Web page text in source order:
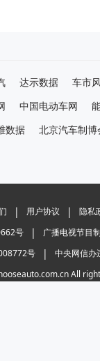
达示数据 车市
中国电动车网
数据 北京汽车制博
| 用户协议 | 隐私
号 |
广播电视节目
号
|
中央网信办
All